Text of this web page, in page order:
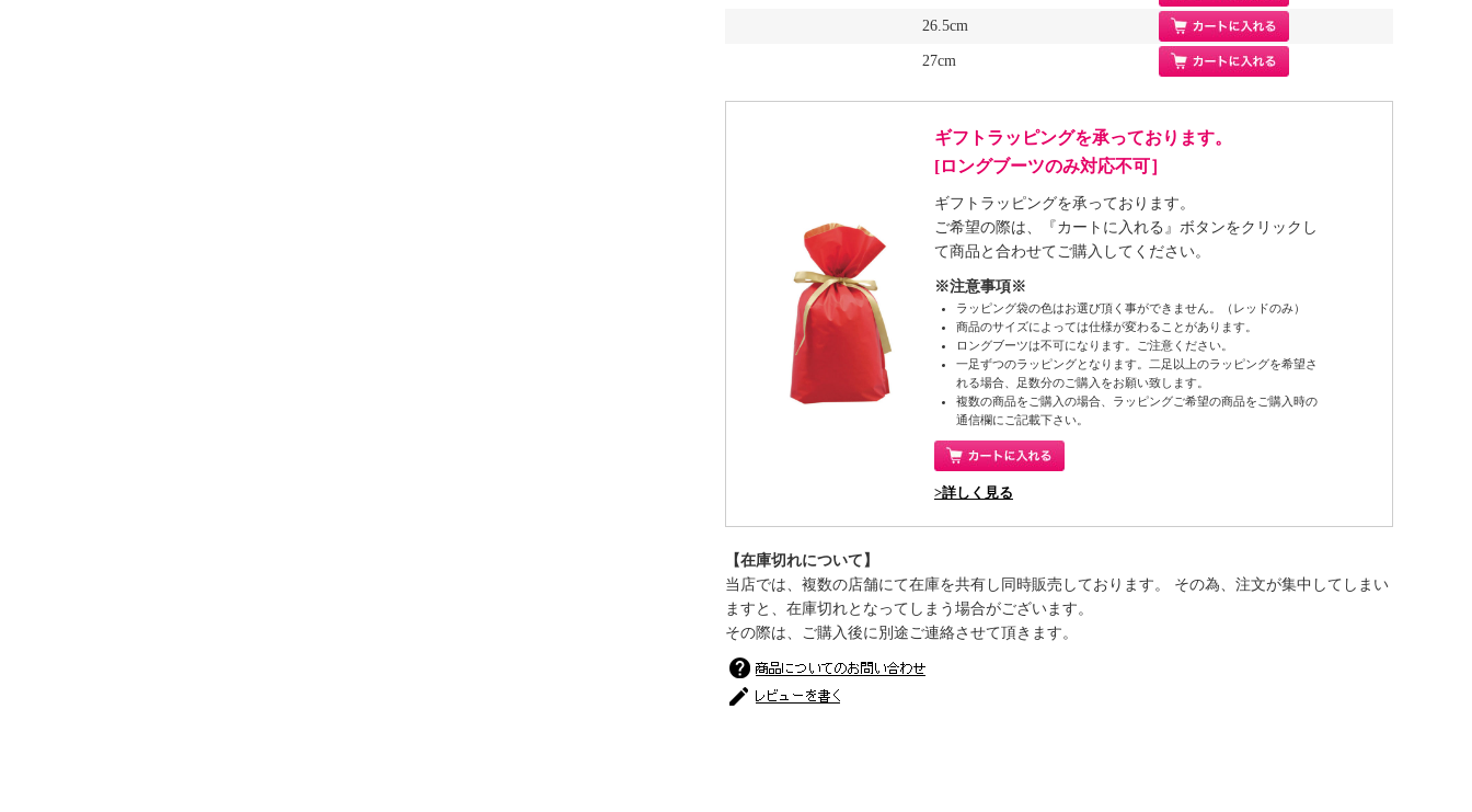
26.5cm
27cm
ギフトラッピングを承っております。
[ロングブーツのみ対応不可］
ギフトラッピングを承っております。
ご希望の際は、『カートに入れる』ボタンをクリックし
て商品と合わせてご購入してください。
※注意事項※
ラッピング袋の色はお選び頂く事ができません。（レッドのみ）
商品のサイズによっては仕様が変わることがあります。
ロングブーツは不可になります。ご注意ください。
一足ずつのラッピングとなります。二足以上のラッピングを希望さ
れる場合、足数分のご購入をお願い致します。
複数の商品をご購入の場合、ラッピングご希望の商品をご購入時の
通信欄にご記載下さい。
>詳しく見る
【在庫切れについて】
当店では、複数の店舗にて在庫を共有し同時販売しております。 その為、注文が集中してしまい
ますと、在庫切れとなってしまう場合がございます。
その際は、ご購入後に別途ご連絡させて頂きます。